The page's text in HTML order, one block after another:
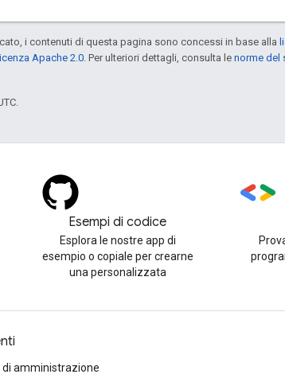
i contenuti di questa pagina sono concessi in base alla
licenza Apache 2.0 . Per ulteriori dettagli, consulta le norme del
Esempi di codice
Esplora le nostre app di
esempio o copiale per crearne
una personalizzata
di amministrazione